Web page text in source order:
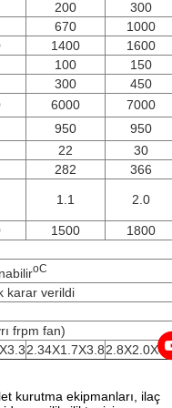
200 300
670 1000
1400 1600
100 150
300 450
6000 7000
950 950
22 30
282 366
1.1 2.0
1500 1800
oC
karar verildi
frpm fan)
2.34X1.7X3.8
kurutma ekipmanları, ilaç